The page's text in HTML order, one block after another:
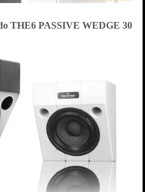
THE6 PASSIVE WEDGE 30